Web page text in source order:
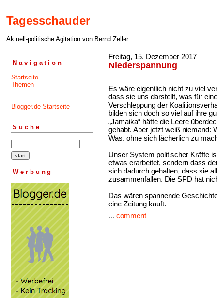
Tagesschauder
Aktuell-politische Agitation von Bernd Zeller
Navigation
Startseite
Themen
Blogger.de Startseite
Suche
Werbung
Freitag, 15. Dezember 2017
Niederspannung
Es wäre eigentlich nicht zu viel
dass sie uns darstellt, was für
Verschleppung der
bilden sich doch so viel auf ihre
„Jamaika“ hätte die Leere
gehabt. Aber jetzt weiß niemand:
Was, ohne sich lächerlich zu
Unser System politischer Kräfte
etwas erarbeitet, sondern dass
sich dadurch gehalten, dass sie
zusammenfallen. Die SPD hat
Das wären spannende
eine Zeitung kauft.
... comment